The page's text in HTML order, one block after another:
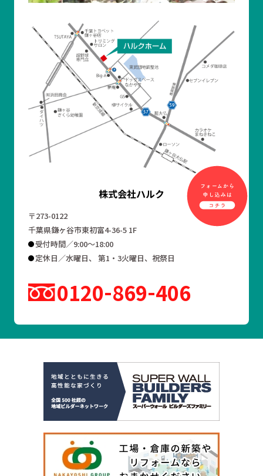
株式会社ハルク
〒273-0122
千葉県鎌ヶ谷市東初富4-36-5 1F
受付時間／9:00～18:00
定休日／水曜日、 第1・3火曜日、祝祭日
0120 869 406